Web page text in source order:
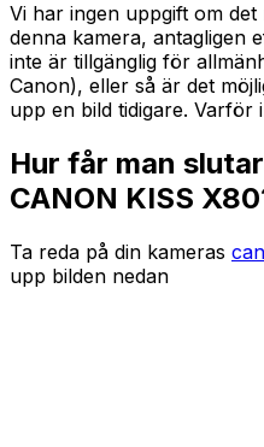
Vi har ingen uppgift om
denna kamera, antagligen
inte är tillgänglig för
Canon), eller så är det
upp en bild tidigare. Varför
Hur får man
CANON KISS
Ta reda på din kameras
upp bilden nedan